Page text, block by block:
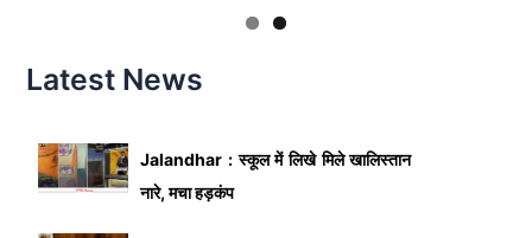
Latest News
Jalandhar : स्कूल में लिखे मिले खालिस्तान
नारे, मचा हड़कंप